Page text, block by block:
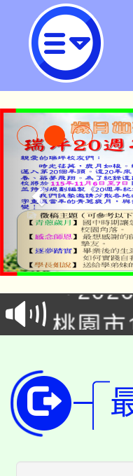
主旨：檢送
計畫：「馬
公告周知，
公告
代理(
「
車」活
桃園
代理(
公告
代理(
轉知
《
轉知